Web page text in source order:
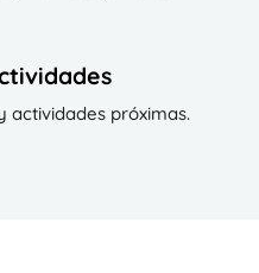
actividades próximas.